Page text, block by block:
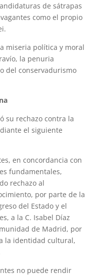
de sátrapas
como el propio
miseria política y moral
la penuria
del conservadurismo
su rechazo contra la
el siguiente
en concordancia con
fundamentales,
rechazo al
por parte de la
del Estado y el
a la C. Isabel Díaz
de Madrid, por
la identidad cultural,
no puede rendir